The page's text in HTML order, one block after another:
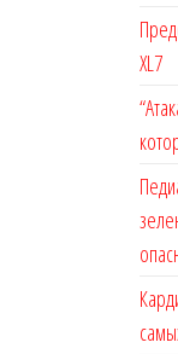
XL7